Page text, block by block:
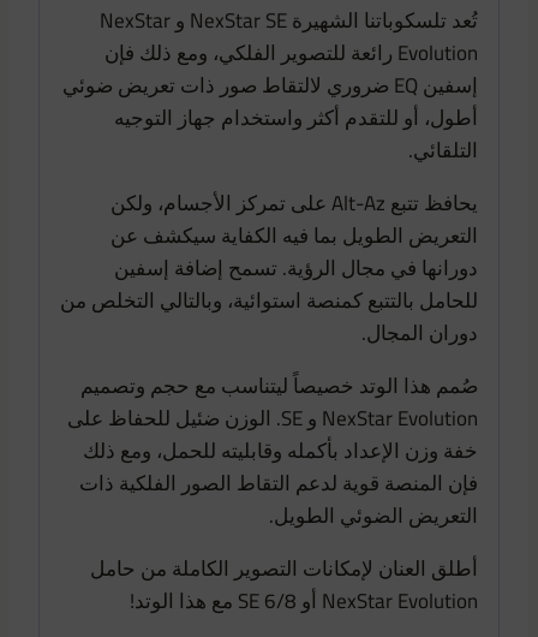
تُعد تلسكوباتنا الشهيرة NexStar SE و NexStar
Evolution رائعة للتصوير الفلكي، ومع ذلك فإن
إسفين EQ ضروري لالتقاط صور ذات تعريض ضوئي
أطول، أو للتقدم أكثر واستخدام جهاز التوجيه
التلقائي.
يحافظ تتبع Alt-Az على تمركز الأجسام، ولكن
التعريض الطويل بما فيه الكفاية سيكشف عن
دورانها في مجال الرؤية. تسمح إضافة إسفين
للحامل بالتتبع كمنصة استوائية، وبالتالي التخلص من
دوران المجال.
صُمم هذا الوتد خصيصاً ليتناسب مع حجم وتصميم
NexStar Evolution و SE. الوزن ضئيل للحفاظ على
خفة وزن الإعداد بأكمله وقابليته للحمل، ومع ذلك
فإن المنصة قوية لدعم التقاط الصور الفلكية ذات
التعريض الضوئي الطويل.
أطلق العنان لإمكانات التصوير الكاملة من حامل
NexStar Evolution أو SE 6/8 مع هذا الوتد!